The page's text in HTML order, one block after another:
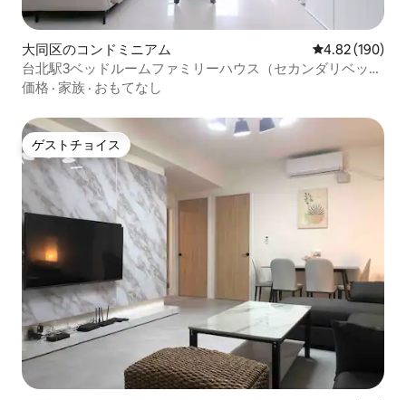
大同区のコンドミニアム レビュー190
4.82 (190)
台北駅3ベッドルームファミリーハウス（セカンダリベッド
ルームのキングサイズベッド）
価格 · 家族 · おもてなし
ゲストチョイス
ゲストチョイス